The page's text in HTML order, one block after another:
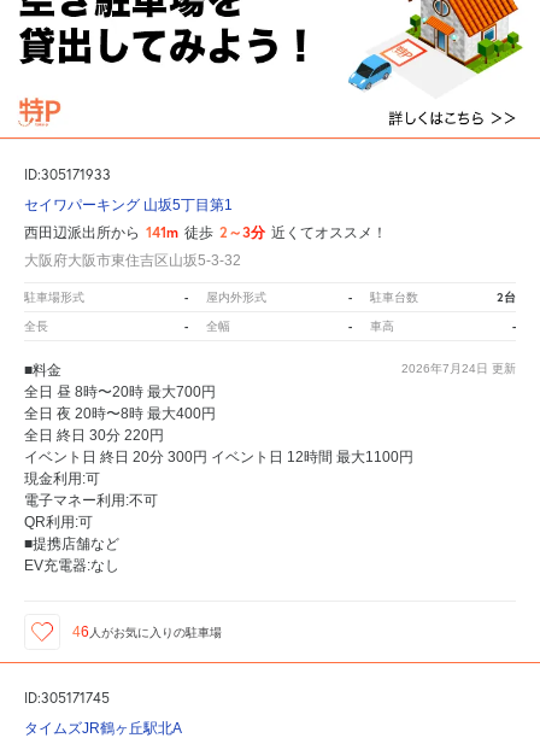
ID:305171933
セイワパーキング 山坂5丁目第1
西田辺派出所から 141m 徒歩 2～3分 近くてオススメ！
大阪府大阪市東住吉区山坂5-3-32
駐車場形式 - 屋内外形式 - 駐車台数 2台
全長 - 全幅 - 車高 -
2026年7月24日 更新
■料金
全日 昼 8時〜20時 最大700円
全日 夜 20時〜8時 最大400円
全日 終日 30分 220円
イベント日 終日 20分 300円 イベント日 12時間 最大1100円
現金利用:可
電子マネー利用:不可
QR利用:可
■提携店舗など
EV充電器:なし
46 人がお気に入りの駐車場
ID:305171745
タイムズJR鶴ヶ丘駅北A